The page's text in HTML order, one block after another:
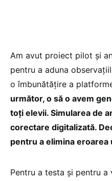
Am avut proiect pilot și
pentru a aduna
o îmbunătățire a
următor, o să o avem
toți elevii. Simularea de
corectare digitalizată.
pentru a elimina eroarea
Pentru a testa și pentru